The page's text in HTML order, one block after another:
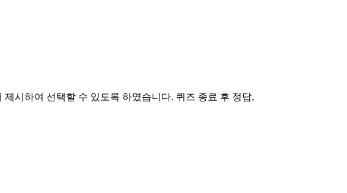
시하여 선택할 수 있도록 하였습니다. 퀴즈 종료 후 정답,